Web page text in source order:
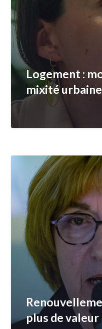
Logement :
mixité urbaine
plus de valeur